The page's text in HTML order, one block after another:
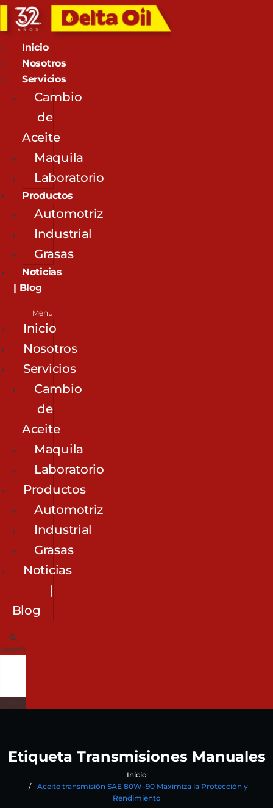
Inicio
Nosotros
Servicios
Cambio
de
Aceite
Maquila
Laboratorio
Productos
Automotriz
Industrial
Grasas
Noticias
| Blog
Menu
Inicio
Nosotros
Servicios
Cambio
de
Aceite
Maquila
Laboratorio
Productos
Automotriz
Industrial
Grasas
Noticias
|
Blog
Search
Etiqueta Transmisiones Manuales
Inicio
Aceite transmisión SAE 80W–90 Maximiza la Protección y
Rendimiento